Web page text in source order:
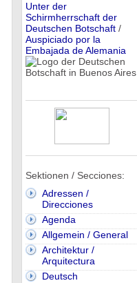
Unter der
Schirmherrschaft der
Deutschen Botschaft/
Auspiciado por la
Embajada de Alemania
Sektionen / Secciones:
Adressen /
Direcciones
Agenda
Allgemein / General
Architektur /
Arquitectura
Deutsch